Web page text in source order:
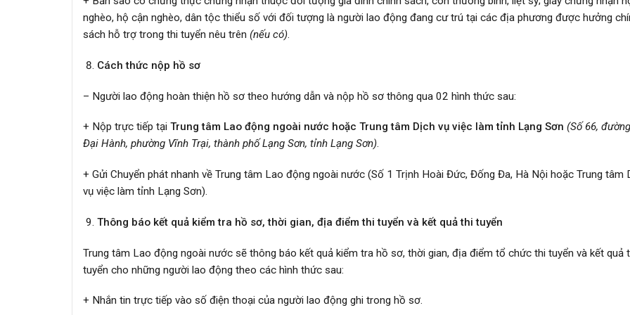
nghèo, hộ cận nghèo, dân tộc thiểu số với đối tượng là người lao động đang cư trú tại các địa phương được hưởng
sách hỗ trợ trong thi tuyển nêu trên (nếu có).
Cách thức nộp hồ sơ
– Người lao động hoàn thiện hồ sơ theo hướng dẫn và nộp hồ sơ thông qua 02 hình thức sau:
+ Nộp trực tiếp tại Trung tâm Lao động ngoài nước hoặc Trung tâm Dịch vụ việc làm tỉnh Lạng Sơn (Số 66,
Đại Hành, phường Vĩnh Trại, thành phố Lạng Sơn, tỉnh Lạng Sơn).
+ Gửi Chuyển phát nhanh về Trung tâm Lao động ngoài nước (Số 1 Trịnh Hoài Đức, Đống Đa, Hà Nội hoặc Trung tâm
vụ việc làm tỉnh Lạng Sơn).
Thông báo kết quả kiểm tra hồ sơ, thời gian, địa điểm thi tuyển và kết quả thi tuyển
Trung tâm Lao động ngoài nước sẽ thông báo kết quả kiểm tra hồ sơ, thời gian, địa điểm tổ chức thi tuyển và kết quả
tuyển cho những người lao động theo các hình thức sau:
+ Nhắn tin trực tiếp vào số điện thoại của người lao động ghi trong hồ sơ.